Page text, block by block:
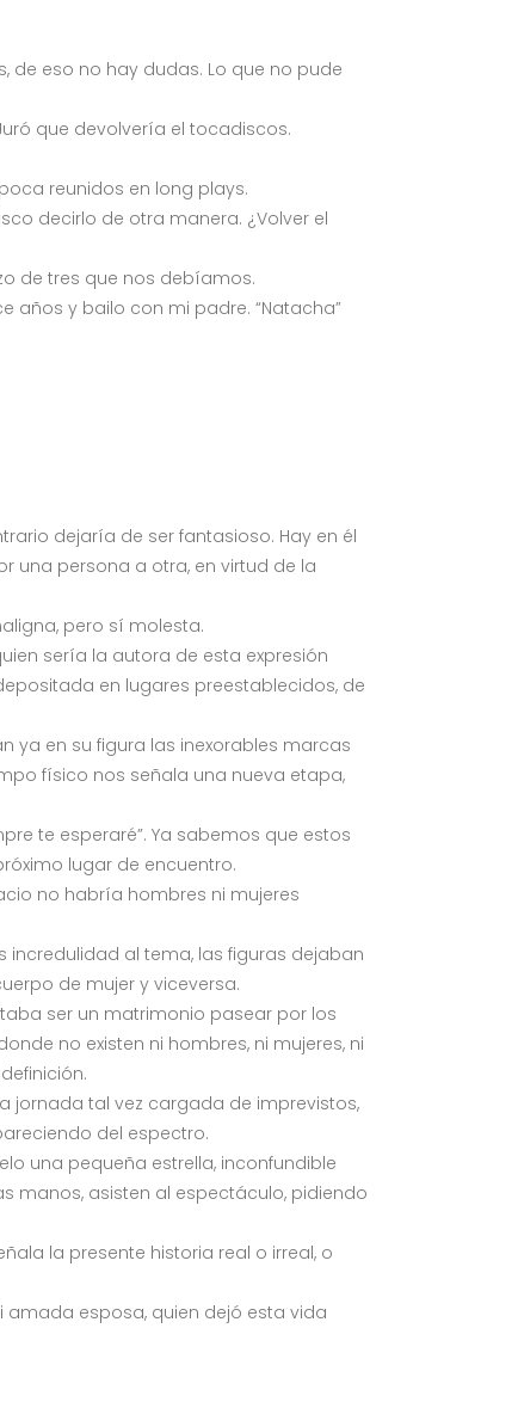
de eso no hay dudas. Lo que no pude
que devolvería el tocadiscos.
reunidos en long plays.
decirlo de otra manera. ¿Volver el
de tres que nos debíamos.
años y bailo con mi padre. “Natacha”
dejaría de ser fantasioso. Hay en él
una persona a otra, en virtud de la
pero sí molesta.
sería la autora de esta expresión
en lugares preestablecidos, de
ya en su figura las inexorables marcas
físico nos señala una nueva etapa,
te esperaré”. Ya sabemos que estos
lugar de encuentro.
no habría hombres ni mujeres
incredulidad al tema, las figuras dejaban
de mujer y viceversa.
ser un matrimonio pasear por los
no existen ni hombres, ni mujeres, ni
jornada tal vez cargada de imprevistos,
del espectro.
una pequeña estrella, inconfundible
manos, asisten al espectáculo, pidiendo
la presente historia real o irreal, o
amada esposa, quien dejó esta vida